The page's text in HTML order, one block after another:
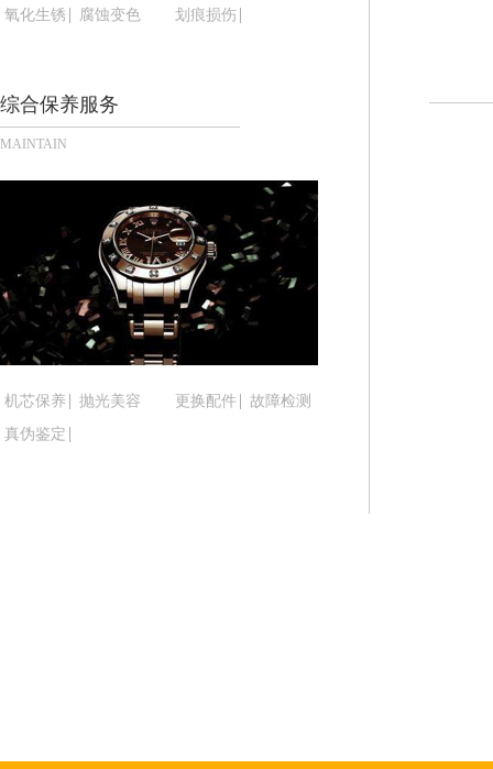
黑龙江省双鸭山市尖山区新兴大街腕表时光售后服
吉林省白城市洮北区明仁南街腕表时光售后服务中
吉林省白山市浑江区浑江大街腕表时光售后服务中
吉林省辽源市龙山区人民大街腕表时光售后服务中
吉林省梅河口市新华街道梅河大街腕表时光售后服
吉林省四平市铁东区紫气大路与南九经街交汇处腕
吉林省松原市宁江区五环大街腕表时光售后服务中
吉林省通化市东昌区环通乡江南大街腕表时光售后
辽宁省本溪市平山区胜利路腕表时光售后服务中心
氧化生锈
腐蚀变色 划痕损伤
综合保养服务
MAINTAIN
机芯保养 抛光美容 更换配件
故障检测
真伪鉴定